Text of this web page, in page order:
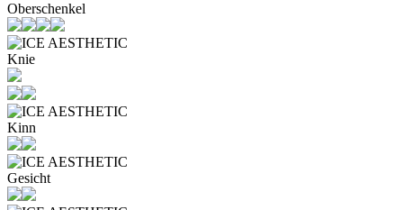
Oberschenkel
Knie
Kinn
Gesicht